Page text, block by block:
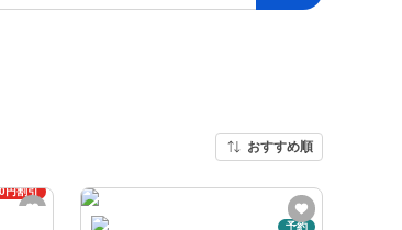
おすすめ順
円割引
予約